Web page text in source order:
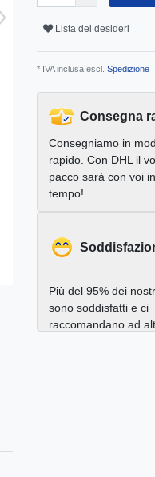
Lista dei desideri
* IVA inclusa escl. Spedizione
Consegna
Consegniamo in
rapido. Con DHL il
pacco sarà con voi
tempo!
Più del 95% dei
sono soddisfatti e ci
raccomandano ad